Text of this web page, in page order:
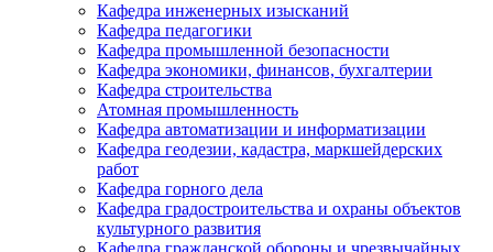
Кафедра инженерных изысканий
Кафедра педагогики
Кафедра промышленной безопасности
Кафедра экономики, финансов, бухгалтерии
Кафедра строительства
Атомная промышленность
Кафедра автоматизации и информатизации
Кафедра геодезии, кадастра, маркшейдерских
работ
Кафедра горного дела
Кафедра градостроительства и охраны объектов
культурного развития
Кафедра гражданской обороны и чрезвычайных